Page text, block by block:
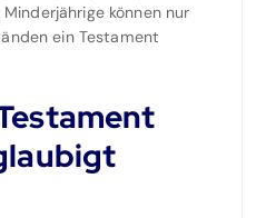
können nur
ein Testament